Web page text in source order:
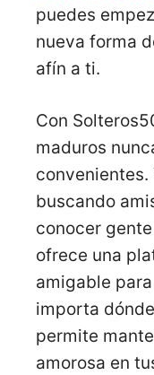
puedes
nueva forma
afín a ti.
Con
maduros
convenientes.
buscando
conocer
ofrece una
amigable
importa
permite
amorosa en